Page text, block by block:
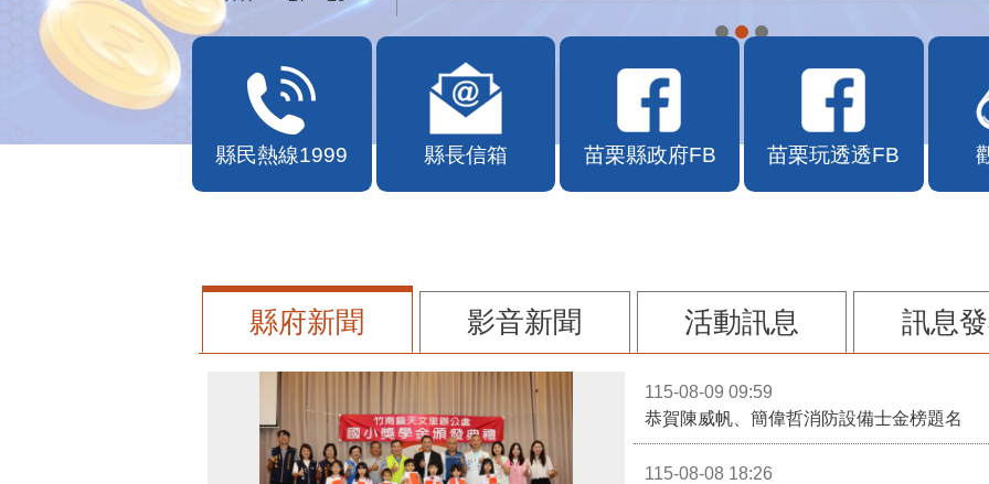
縣民熱線1999 縣長信箱 苗栗縣政府FB 苗栗玩透透FB
縣府新聞 影音新聞 活動訊息 訊息
115-08-09 09:59
恭賀陳威帆、簡偉哲消防設備士金榜題名
115-08-08 18:26